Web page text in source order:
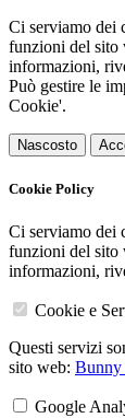
Ci serviamo dei
funzioni del sito
informazioni,
Può gestire le
Cookie'.
Nascosto
Cookie Policy
Ci serviamo dei
funzioni del sito
informazioni,
Cookie e
Questi servizi
sito web: Bunny
Google